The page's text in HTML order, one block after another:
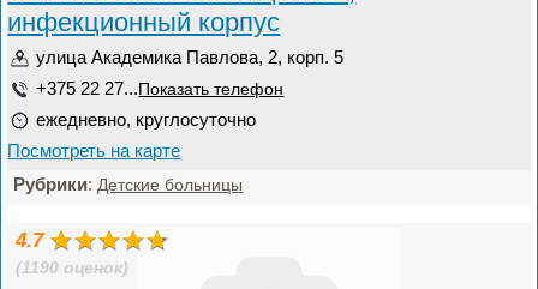
инфекционный корпус
улица Академика Павлова, 2, корп. 5
+375 22 27... Показать телефон
ежедневно, круглосуточно
Посмотреть на карте
Рубрики: Детские больницы
4.7
(1190 оценок)